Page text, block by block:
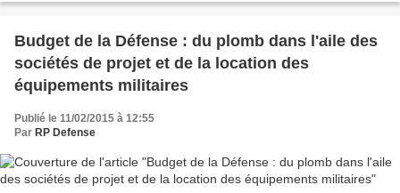
Budget de la Défense : du plomb dans l'aile des
sociétés de projet et de la location des
équipements militaires
Publié le 11/02/2015 à 12:55
Par RP Defense